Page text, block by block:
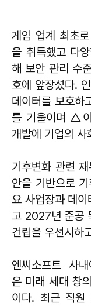
게임 업계 최초
을 취득했고 다
해 보안 관리 수
호에 앞장섰다.
데이터를 보호하
를 기울이며 △
개발에 기업의 사
기후변화 관련
안을 기반으로
요 사업장과 데
고 2027년 준공
건립을 우선시하
엔씨소프트 사
은 미래 세대 창
이다. 최근 직